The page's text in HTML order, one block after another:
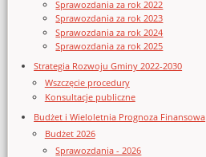
Sprawozdania za rok 2022
Sprawozdania za rok 2023
Sprawozdania za rok 2024
Sprawozdania za rok 2025
Strategia Rozwoju Gminy 2022-2030
Wszczęcie procedury
Konsultacje publiczne
Budżet i Wieloletnia Prognoza Finansowa
Budżet 2026
Sprawozdania - 2026